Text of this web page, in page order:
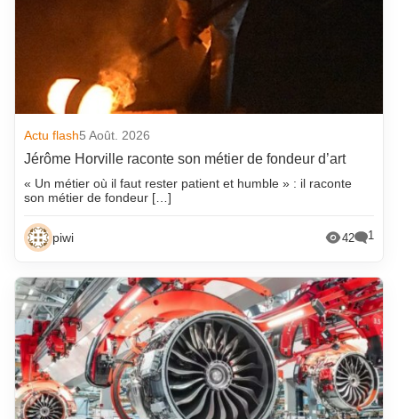
Actu flash5 Août. 2026
Jérôme Horville raconte son métier de fondeur d’art
« Un métier où il faut rester patient et humble » : il raconte
son métier de fondeur […]
piwi 42 1